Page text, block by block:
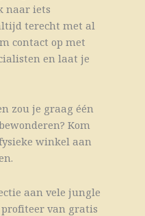
naar iets
terecht met al
contact op met
en laat je
zou je graag één
Kom
winkel aan
aan vele jungle
profiteer van gratis